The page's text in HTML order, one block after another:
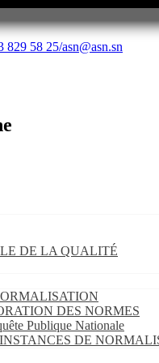
58 25/asn@asn.sn
DE LA QUALITÉ
DES NORMES
Publique Nationale
DE